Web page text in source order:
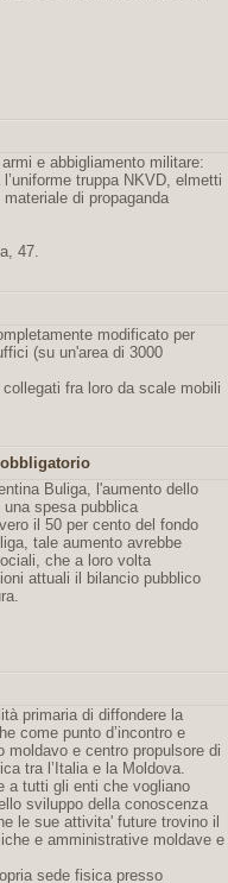
e abbigliamento militare:
truppa NKVD, elmetti
di propaganda
47.
modificato per
(su un'area di 3000
fra loro da scale mobili
Buliga, l'aumento dello
spesa pubblica
il 50 per cento del fondo
tale aumento avrebbe
che a loro volta
attuali il bilancio pubblico
primaria di diffondere la
come punto d’incontro e
moldavo e centro propulsore di
tra l’Italia e la Moldova.
a tutti gli enti che vogliano
sviluppo della conoscenza
le sue attivita' future trovino il
e amministrative moldave e
sede fisica presso